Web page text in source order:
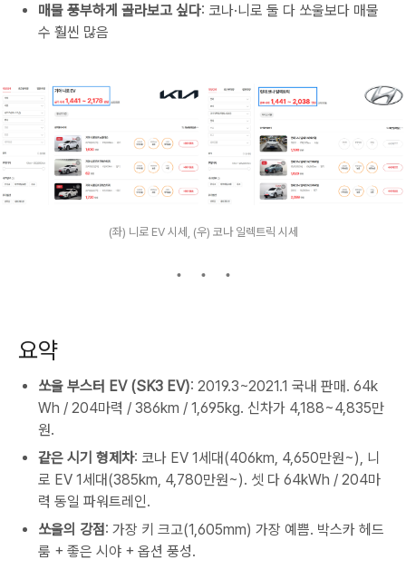
매물 풍부하게 골라보고 싶다: 코나·니로 둘 다 쏘울보다 매물
수 훨씬 많음
(좌) 니로 EV 시세, (우) 코나 일렉트릭 시세
요약
쏘울 부스터 EV (SK3 EV): 2019.3~2021.1 국내 판매. 64k
Wh / 204마력 / 386km / 1,695kg. 신차가 4,188~4,835만
원.
같은 시기 형제차: 코나 EV 1세대(406km, 4,650만원~), 니
로 EV 1세대(385km, 4,780만원~). 셋 다 64kWh / 204마
력 동일 파워트레인.
쏘울의 강점: 가장 키 크고(1,605mm) 가장 예쁨. 박스카 헤드
룸 + 좋은 시야 + 옵션 풍성.